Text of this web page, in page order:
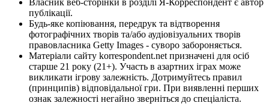
публікації.
Будь-яке копіювання, передрук та відтворення
фотографічних творів та/або аудіовізуальних творів
правовласника Getty Images - суворо забороняється.
Матеріали сайту korrespondent.net призначені для осіб
старше 21 року (21+). Участь в азартних іграх може
викликати ігрову залежність. Дотримуйтесь правил
(принципів) відповідальної гри. При виявленні перших
ознак залежності негайно зверніться до спеціаліста.